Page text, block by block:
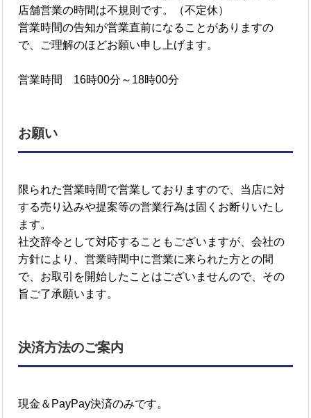
店舗営業の時間は不規則です。（不定休）
営業時間の告知が営業直前になることがありますの
で、ご理解のほどお願い申し上げます。
営業時間 16時00分～18時00分
お願い
限られた営業時間で営業しておりますので、当店に対
する売り込みや提案等の営業行為は固くお断りいたし
ます。
社交辞令として対応することもございますが、会社の
方針により、営業時間中に営業に来られた方との間
で、お取引を開始したことはございませんので、その
旨ご了承願います。
決済方法のご案内
現金＆PayPay決済のみです。